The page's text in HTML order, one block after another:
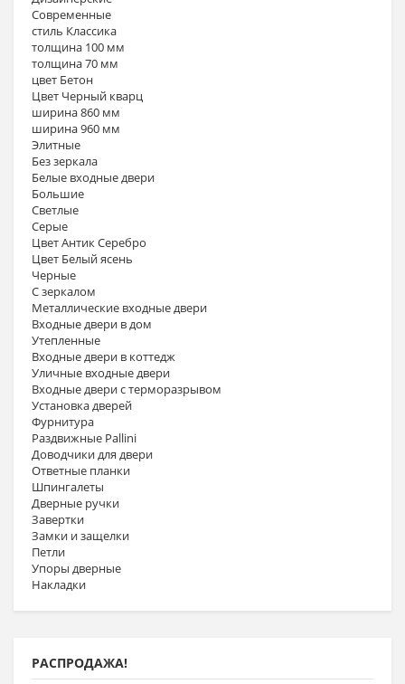
Современные
стиль Классика
толщина 100 мм
толщина 70 мм
цвет Бетон
Цвет Черный кварц
ширина 860 мм
ширина 960 мм
Элитные
Без зеркала
Белые входные двери
Большие
Светлые
Серые
Цвет Антик Серебро
Цвет Белый ясень
Черные
С зеркалом
Металлические входные двери
Входные двери в дом
Утепленные
Входные двери в коттедж
Уличные входные двери
Входные двери с терморазрывом
Установка дверей
Фурнитура
Раздвижные Pallini
Доводчики для двери
Ответные планки
Шпингалеты
Дверные ручки
Завертки
Замки и защелки
Петли
Упоры дверные
Накладки
РАСПРОДАЖА!